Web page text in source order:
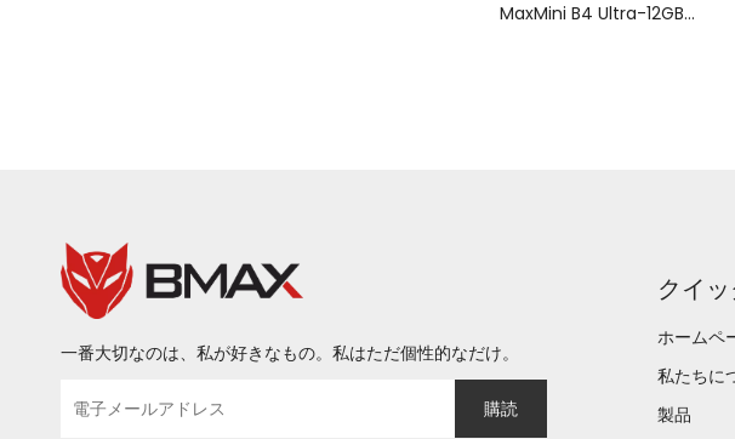
MaxMini B4 Ultra-12GB
一番大切なのは、私が好きなもの。私はただ個性的なだけ。
購読
クイ
ホームペ
私たちに
製品